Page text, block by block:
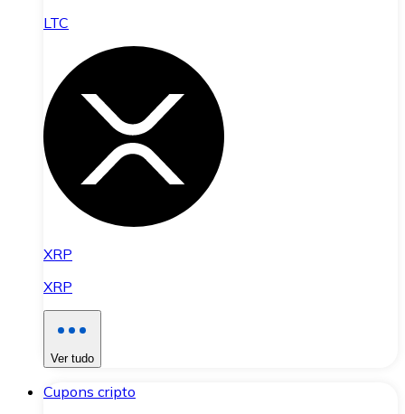
LTC
XRP
XRP
Ver tudo
Cupons cripto